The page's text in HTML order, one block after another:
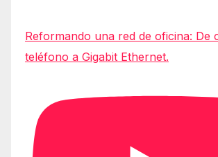
Reformando una red de oficina: De
teléfono a Gigabit Ethernet.